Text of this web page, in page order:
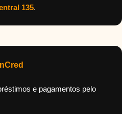
135.
e pagamentos pelo